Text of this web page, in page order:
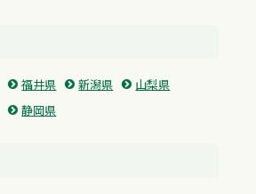
福井県 新潟県
山梨県
静岡県